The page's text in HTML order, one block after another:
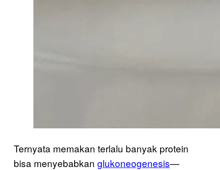
Ternyata memakan terlalu banyak protein
bisa menyebabkan glukoneogenesis—